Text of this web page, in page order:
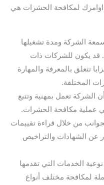
لمكافحة الحشرات هي
الشركة ومدة تشغيلها
قد يكون للشركات ذات
تتعلق بالمعرفة والمهارة
المختلفة.
الشركة تعمل بمهنية وتتبع
في عملية مكافحة الحشرات.
من خلال قراءة تقييمات
عن الشهادات والتراخيص
الخدمات التي تقدمها
لمكافحة مختلف أنواع